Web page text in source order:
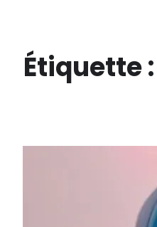
contenu
Étiquette :